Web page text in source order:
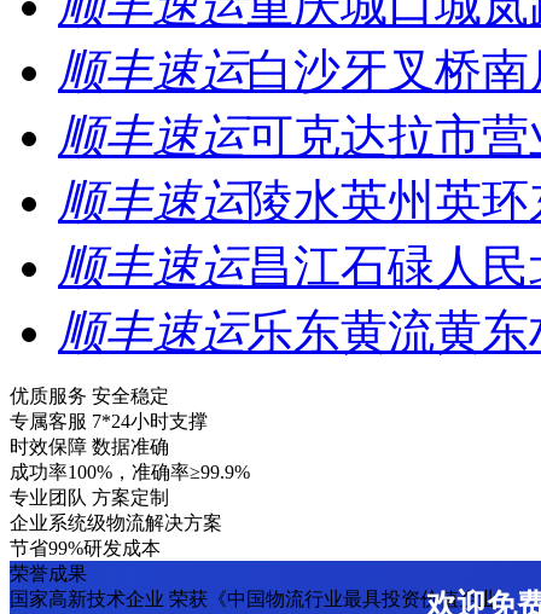
顺丰速运白沙牙叉桥
顺丰速运可克达拉市营
顺丰速运陵水英州英
顺丰速运昌江石碌人
顺丰速运乐东黄流黄
优质服务 安全稳定
专属客服 7*24小时支撑
时效保障 数据准确
成功率100%，准确率≥99.9%
专业团队 方案定制
企业系统级物流解决方案
节省99%研发成本
荣誉成果
国家高新技术企业 荣获《中国物流行业最具投资价值企业》
欢迎免